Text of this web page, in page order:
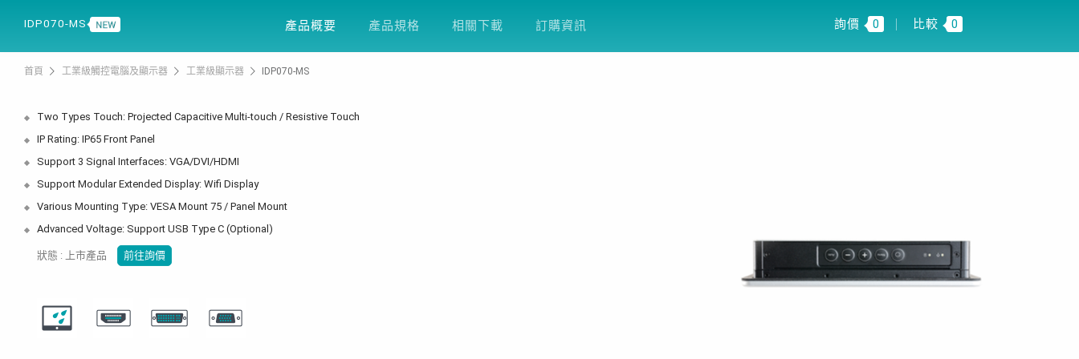
解決方案 產品支援 關於友通
IDP070-MS 產品概要 產品規格 相關下載 訂購資訊 詢價 0 比較 0
首頁 工業級觸控電腦及顯示器 工業級顯示器 IDP070-MS
Two Types Touch: Projected Capacitive Multi-touch / Resistive Touch
IP Rating: IP65 Front Panel
Support 3 Signal Interfaces: VGA/DVI/HDMI
Support Modular Extended Display: Wifi Display
Various Mounting Type: VESA Mount 75 / Panel Mount
Advanced Voltage: Support USB Type C (Optional)
狀態 : 上市產品 前往詢價